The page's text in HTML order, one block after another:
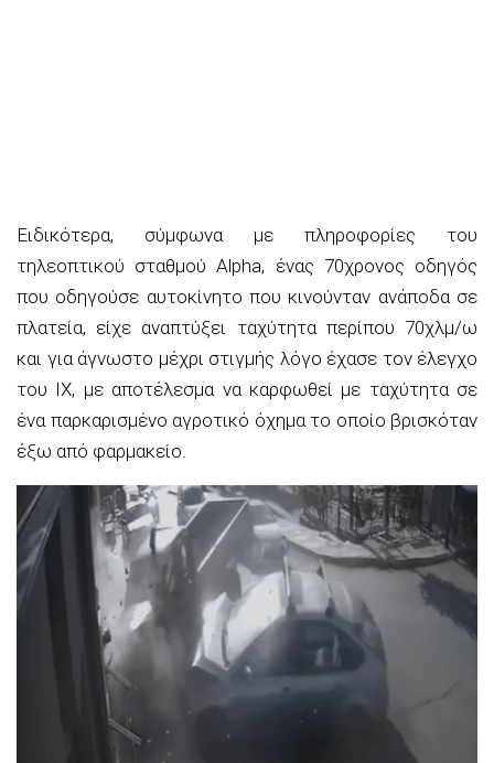
Ειδικότερα, σύμφωνα με πληροφορίες του
τηλεοπτικού σταθμού Alpha, ένας 70χρονος οδηγός
που οδηγούσε αυτοκίνητο που κινούνταν ανάποδα σε
πλατεία, είχε αναπτύξει ταχύτητα περίπου 70χλμ/ω
και για άγνωστο μέχρι στιγμής λόγο έχασε τον έλεγχο
του ΙΧ, με αποτέλεσμα να καρφωθεί με ταχύτητα σε
ένα παρκαρισμένο αγροτικό όχημα το οποίο βρισκόταν
έξω από φαρμακείο.